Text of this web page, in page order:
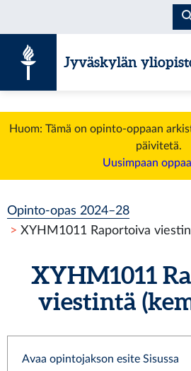
Jyväskylän
Huom: Tämä on opinto-oppaan
päivitetä.
Uusimpaan
Opinto-opas 2024–28
XYHM1011 Raportoiva
XYHM1011
viestintä
Avaa opintojakson esite Sisussa